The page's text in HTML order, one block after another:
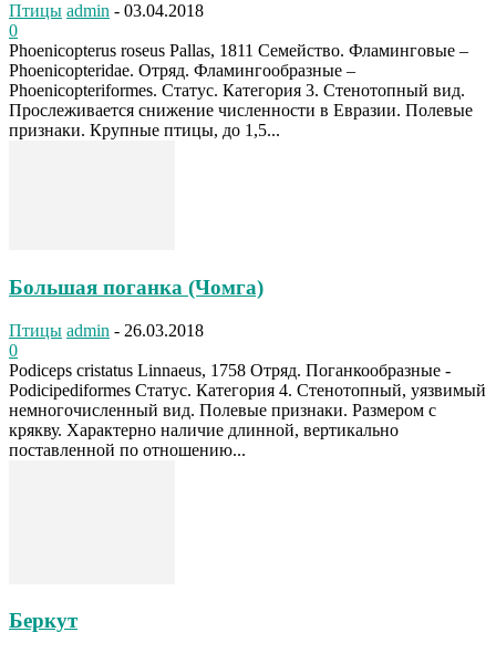
Птицы admin - 03.04.2018
0
Phoenicopterus roseus Pallas, 1811 Семейство. Фламинговые –
Phoenicopteridae. Отряд. Фламингообразные –
Phoenicopteriformes. Статус. Категория 3. Стенотопный вид.
Прослеживается снижение численности в Евразии. Полевые
признаки. Крупные птицы, до 1,5...
Большая поганка (Чомга)
Птицы admin - 26.03.2018
0
Podiceps cristatus Linnaeus, 1758 Отряд. Поганкообразные -
Podicipediformes Статус. Категория 4. Стенотопный, уязвимый
немногочисленный вид. Полевые признаки. Размером с
крякву. Характерно наличие длинной, вертикально
поставленной по отношению...
Беркут